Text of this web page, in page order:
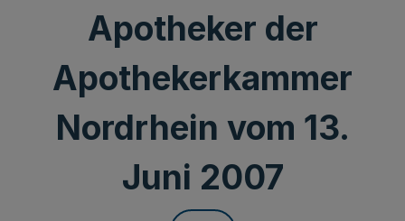
Apotheker der
Apothekerkammer
Nordrhein vom 13.
Juni 2007